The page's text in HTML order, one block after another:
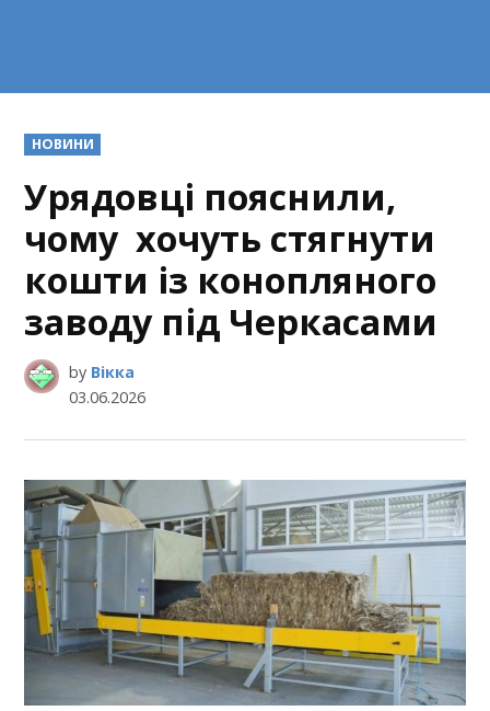
POSTED
IN
НОВИНИ
Урядовці пояснили,
чому хочуть стягнути
кошти із конопляного
заводу під Черкасами
by Вікка
03.06.2026